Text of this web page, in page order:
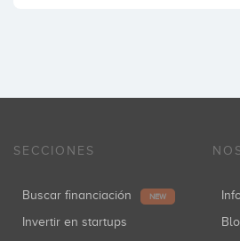
SECCIONES
Buscar financiación NEW
Invertir en startups